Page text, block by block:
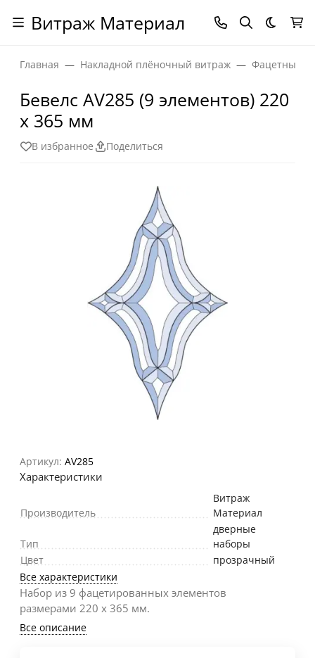
Витраж Материал Темная
Главная Накладной плёночный витраж Фацетные
Бевелс AV285 (9 элементов) 220
х 365 мм
В избранное Поделиться
Артикул: AV285
Характеристики
Производитель
Витраж
Материал
Тип
дверные
наборы
Цвет
прозрачный
Все характеристики
Набор из 9 фацетированных элементов
размерами 220 х 365 мм.
Все описание